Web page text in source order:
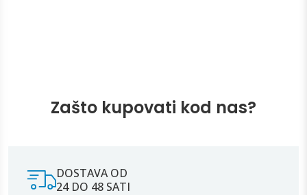
Zašto kupovati kod nas?
DOSTAVA OD
24 DO 48 SATI